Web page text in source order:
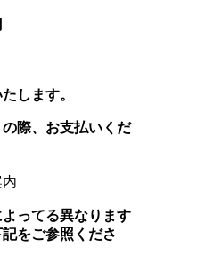
します。
の際、お支払いくだ
ってる異なります
をご参照 くださ